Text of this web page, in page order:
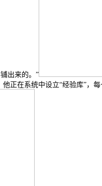
出来的。”
正在系统中设立“经验库”，